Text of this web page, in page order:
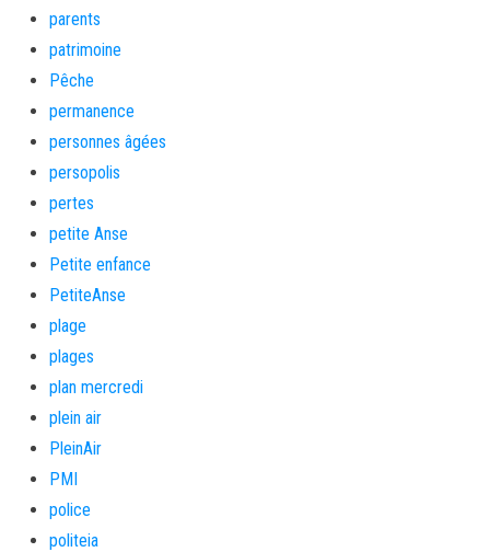
parents
patrimoine
Pêche
permanence
personnes âgées
persopolis
pertes
petite Anse
Petite enfance
PetiteAnse
plage
plages
plan mercredi
plein air
PleinAir
PMI
police
politeia